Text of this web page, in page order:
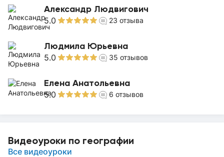
Александр Людвигович
5.0 23 отзыва
Людмила Юрьевна
5.0 35 отзывов
Елена Анатольевна
5.0 6 отзывов
Видеоуроки по географии
Все видеоуроки